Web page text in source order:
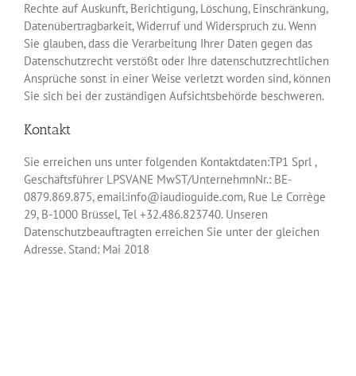
Rechte auf Auskunft, Berichtigung, Löschung, Einschränkung,
Datenübertragbarkeit, Widerruf und Widerspruch zu. Wenn
Sie glauben, dass die Verarbeitung Ihrer Daten gegen das
Datenschutzrecht verstößt oder Ihre datenschutzrechtlichen
Ansprüche sonst in einer Weise verletzt worden sind, können
Sie sich bei der zuständigen Aufsichtsbehörde beschweren.
Kontakt
Sie erreichen uns unter folgenden Kontaktdaten:TP1 Sprl ,
Geschäftsführer LPSVANE MwST/UnternehmnNr.: BE-
0879.869.875, email:info@iaudioguide.com, Rue Le Corrège
29, B-1000 Brüssel, Tel +32.486.823740. Unseren
Datenschutzbeauftragten erreichen Sie unter der gleichen
Adresse. Stand: Mai 2018